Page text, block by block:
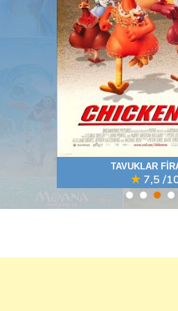
CAROL BURNETT İLE
7,5 /